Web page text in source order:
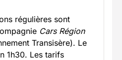
régulières sont
Cars Région
Transisère). Le
1h30. Les tarifs